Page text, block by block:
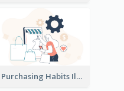
Purchasing Habits Illustration